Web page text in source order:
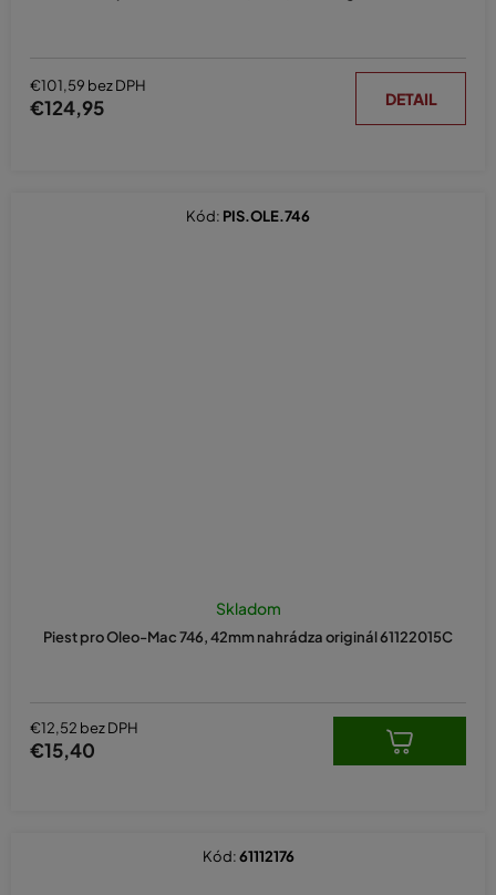
€101,59 bez DPH
€124,95 DETAIL
Piest pro Oleo-Mac 746, 42mm nahrádza originál 61122015C
Skladom
€12,52 bez DPH
€15,40
Kód: PIS.OLE.746
Kód:61112176